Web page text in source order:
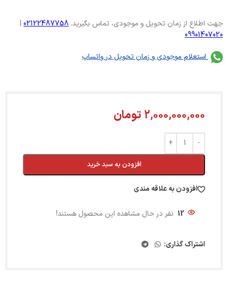
جهت اطلاع از زمان تحویل و موجودی، تماس بگیرید. 02122487758
|
09901407020
استعلام موجودی و زمان تحویل در واتساپ
2,000,000,000 تومان
افزودن به سبد خرید
افزودن به علاقه مندی
12 نفر در حال مشاهده این محصول هستند!
اشتراک گذاری: